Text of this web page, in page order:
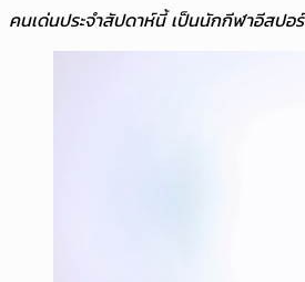
คนเด่นประจำสัปดาห์นี้ เป็นนักกีฬาอีสปอ